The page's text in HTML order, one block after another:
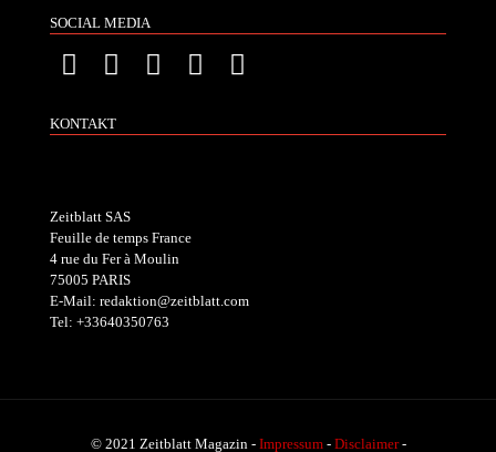
SOCIAL MEDIA
KONTAKT
Zeitblatt SAS
Feuille de temps France
4 rue du Fer à Moulin
75005 PARIS
E-Mail: redaktion@zeitblatt.com
Tel: +33640350763
© 2021 Zeitblatt Magazin - Impressum- Disclaimer-